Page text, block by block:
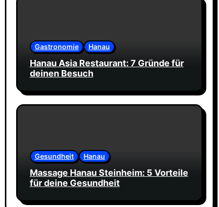
Gastronomie Hanau
Hanau Asia Restaurant: 7 Gründe für
deinen Besuch
Gesundheit Hanau
Massage Hanau Steinheim: 5 Vorteile
für deine Gesundheit